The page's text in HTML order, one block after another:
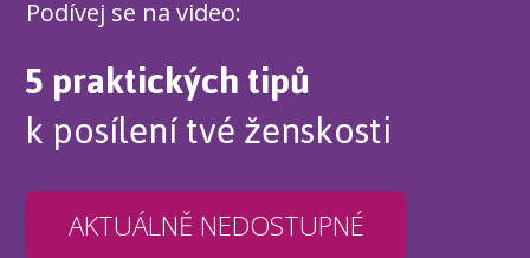
Podívej se na video:
5 praktických tipů
k posílení tvé ženskosti
AKTUÁLNĚ NEDOSTUPNÉ